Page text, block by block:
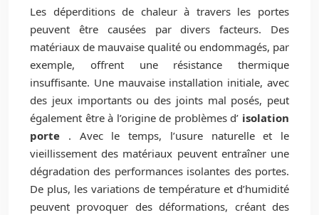
Les déperditions de chaleur à travers les portes
peuvent être causées par divers facteurs. Des
matériaux de mauvaise qualité ou endommagés, par
exemple, offrent une résistance thermique
insuffisante. Une mauvaise installation initiale, avec
des jeux importants ou des joints mal posés, peut
également être à l’origine de problèmes d’ isolation
porte . Avec le temps, l’usure naturelle et le
vieillissement des matériaux peuvent entraîner une
dégradation des performances isolantes des portes.
De plus, les variations de température et d’humidité
peuvent provoquer des déformations, créant des